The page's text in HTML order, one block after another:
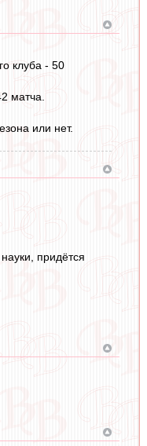
клуба - 50
матча.
или нет.
придётся